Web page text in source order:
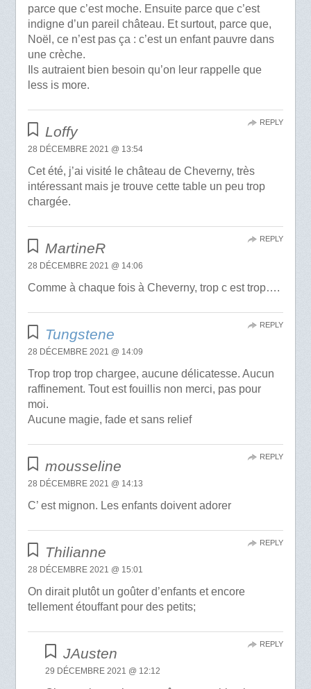
parce que c’est moche. Ensuite parce que c’est
indigne d’un pareil château. Et surtout, parce que,
Noël, ce n’est pas ça : c’est un enfant pauvre dans
une crèche.
Ils autraient bien besoin qu’on leur rappelle que
less is more.
Loffy
28 DÉCEMBRE 2021 @ 13:54
Cet été, j’ai visité le château de Cheverny, très
intéressant mais je trouve cette table un peu trop
chargée.
REPLY
MartineR
28 DÉCEMBRE 2021 @ 14:06
Comme à chaque fois à Cheverny, trop c est trop….
REPLY
Tungstene
28 DÉCEMBRE 2021 @ 14:09
Trop trop trop chargee, aucune délicatesse. Aucun
raffinement. Tout est fouillis non merci, pas pour
moi.
Aucune magie, fade et sans relief
REPLY
mousseline
28 DÉCEMBRE 2021 @ 14:13
C’ est mignon. Les enfants doivent adorer
REPLY
Thilianne
28 DÉCEMBRE 2021 @ 15:01
On dirait plutôt un goûter d’enfants et encore
tellement étouffant pour des petits;
REPLY
JAusten
29 DÉCEMBRE 2021 @ 12:12
REPLY